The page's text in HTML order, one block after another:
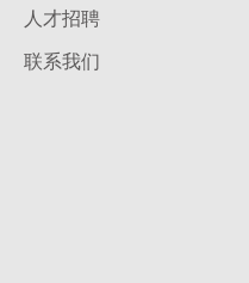
人才招聘
联系我们